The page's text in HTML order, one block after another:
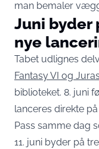
man bemaler
Juni byder
nye
Tabet udlignes
Fantasy VI og
biblioteket. 8. juni
lanceres direkte
Pass samme dag
11. juni byder på